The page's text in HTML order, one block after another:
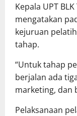
Kepala UPT
mengatakan
kejuruan
tahap.
“Untuk tahap
berjalan ada
marketing, dan
Pelaksanaan